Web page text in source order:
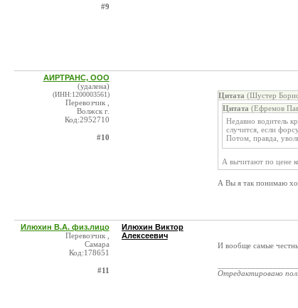
#9
АИРТРАНС, ООО
(удалена)
(ИНН:1200003561)
Перевозчик ,
Волжск г.
Код:2952710
#10
Цитата (Шустер
Цитата (Ефремов
Недавно водитель
случится, если
Потом, правда,
А вычитают по цене
А Вы я так понимаю
Илюхин В.А. физ.лицо
Перевозчик ,
Самара
Код:178651
#11
Илюхин Виктор
Алексеевич
И вообще самые
Отредактировано